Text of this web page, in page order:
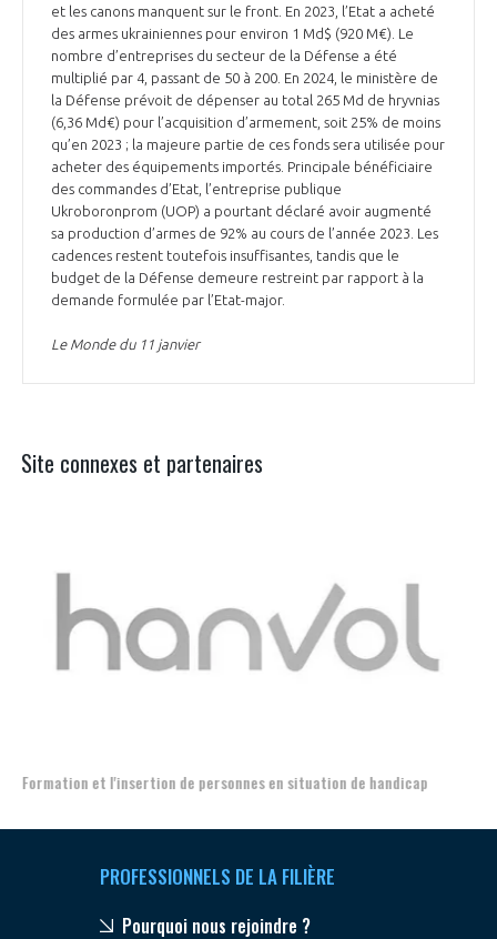
et les canons manquent sur le front. En 2023, l’Etat a acheté
des armes ukrainiennes pour environ 1 Md$ (920 M€). Le
nombre d’entreprises du secteur de la Défense a été
multiplié par 4, passant de 50 à 200. En 2024, le ministère de
la Défense prévoit de dépenser au total 265 Md de hryvnias
(6,36 Md€) pour l’acquisition d’armement, soit 25% de moins
qu’en 2023 ; la majeure partie de ces fonds sera utilisée pour
acheter des équipements importés. Principale bénéficiaire
des commandes d’Etat, l’entreprise publique
Ukroboronprom (UOP) a pourtant déclaré avoir augmenté
sa production d’armes de 92% au cours de l’année 2023. Les
cadences restent toutefois insuffisantes, tandis que le
budget de la Défense demeure restreint par rapport à la
demande formulée par l’Etat-major.
Le Monde du 11 janvier
Site connexes et partenaires
Formation et l'insertion de personnes en situation de handicap
PROFESSIONNELS DE LA FILIÈRE
Pourquoi nous rejoindre ?